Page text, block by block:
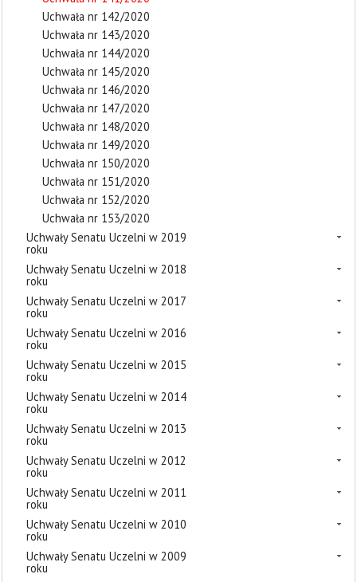
Uchwała nr 142/2020
Uchwała nr 143/2020
Uchwała nr 144/2020
Uchwała nr 145/2020
Uchwała nr 146/2020
Uchwała nr 147/2020
Uchwała nr 148/2020
Uchwała nr 149/2020
Uchwała nr 150/2020
Uchwała nr 151/2020
Uchwała nr 152/2020
Uchwała nr 153/2020
Uchwały Senatu Uczelni w 2019
roku
Uchwały Senatu Uczelni w 2018
roku
Uchwały Senatu Uczelni w 2017
roku
Uchwały Senatu Uczelni w 2016
roku
Uchwały Senatu Uczelni w 2015
roku
Uchwały Senatu Uczelni w 2014
roku
Uchwały Senatu Uczelni w 2013
roku
Uchwały Senatu Uczelni w 2012
roku
Uchwały Senatu Uczelni w 2011
roku
Uchwały Senatu Uczelni w 2010
roku
Uchwały Senatu Uczelni w 2009
roku